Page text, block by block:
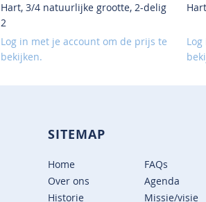
Hart, 3/4 natuurlijke grootte, 2-delig
2
Log in met je account om de prijs te
bekijken.
SITEMAP
Home
Over ons
Historie
FAQs
Agenda
Missie/visie